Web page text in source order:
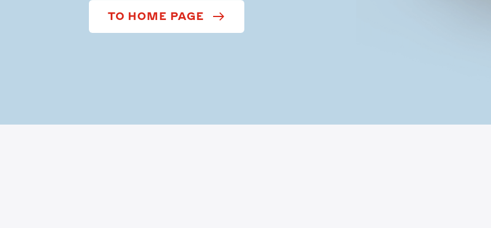
TO HOME PAGE